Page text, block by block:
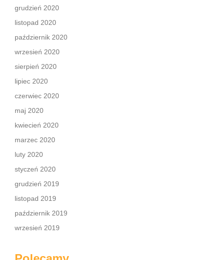
grudzień 2020
listopad 2020
październik 2020
wrzesień 2020
sierpień 2020
lipiec 2020
czerwiec 2020
maj 2020
kwiecień 2020
marzec 2020
luty 2020
styczeń 2020
grudzień 2019
listopad 2019
październik 2019
wrzesień 2019